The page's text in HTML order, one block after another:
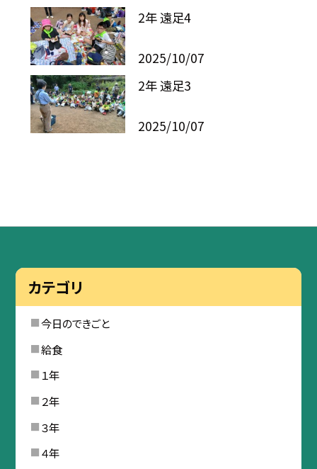
2年 遠足4
2025/10/07
2年 遠足3
2025/10/07
カテゴリ
今日のできごと
給食
１年
２年
３年
４年